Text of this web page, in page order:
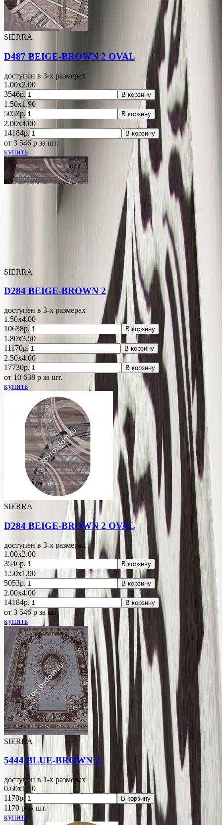
SIERRA
D487 BEIGE-BROWN 2 OVAL
доступен в 3-x размерах
1.00x2.00
3546р.
В корзину
1.50x1.90
5053р.
В корзину
2.00x4.00
14184р.
В корзину
от 3 546 p за шт.
купить
SIERRA
D284 BEIGE-BROWN 2
доступен в 3-x размерах
1.50x4.00
10638р.
В корзину
1.80x3.50
11170р.
В корзину
2.50x4.00
17730р.
В корзину
от 10 638 p за шт.
купить
SIERRA
D284 BEIGE-BROWN 2 OVAL
доступен в 3-x размерах
1.00x2.00
3546р.
В корзину
1.50x1.90
5053р.
В корзину
2.00x4.00
14184р.
В корзину
от 3 546 p за шт.
купить
SIERRA
5444 BLUE-BROWN 2
доступен в 1-x размерах
0.60x1.10
1170р.
В корзину
1170 p за шт.
купить